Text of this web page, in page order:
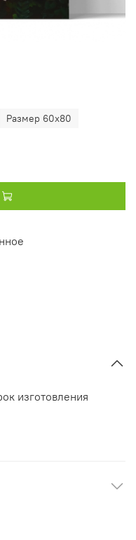
Размер 60х80
изготовления